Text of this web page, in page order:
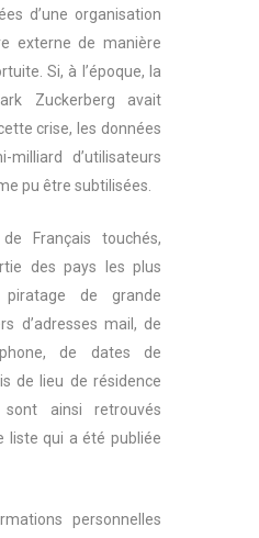
d’une organisation
externe de manière
Si, à l’époque, la
Zuckerberg avait
crise, les données
milliard d’utilisateurs
pu être subtilisées.
Français touchés,
des pays les plus
de grande
d’adresses mail, de
de dates de
de lieu de résidence
ainsi retrouvés
liste qui a été publiée
personnelles